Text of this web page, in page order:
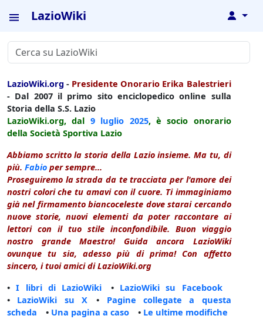
LazioWiki ↓
LazioWiki.org - Presidente Onorario Erika Balestrieri
- Dal 2007 il primo sito enciclopedico online sulla
Storia della S.S. Lazio
LazioWiki.org, dal 9 luglio 2025, è socio onorario
della Società Sportiva Lazio
Abbiamo scritto la storia della Lazio insieme. Ma tu, di
più. Fabio per sempre...
Proseguiremo la strada da te tracciata per l'amore dei
nostri colori che tu amavi con il cuore. Ti immaginiamo
già nel firmamento biancoceleste dove starai cercando
nuove storie, nuovi elementi da poter raccontare ai
lettori con il tuo stile inconfondibile. Buon viaggio
nostro grande Maestro! Guida ancora LazioWiki
ovunque tu sia, adesso più di prima! Con affetto
sincero, i tuoi amici di LazioWiki.org
•I libri di LazioWiki • LazioWiki su Facebook
• LazioWiki su X • Pagine collegate a questa
scheda • Una pagina a caso • Le ultime modifiche